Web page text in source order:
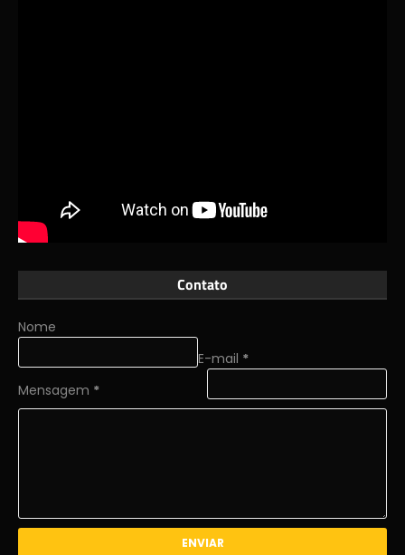
Contato
Nome
E-mail *
Mensagem *